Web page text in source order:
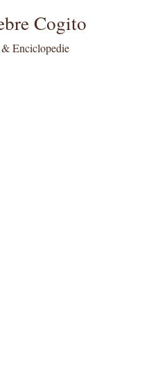
Cogito
Enciclopedie